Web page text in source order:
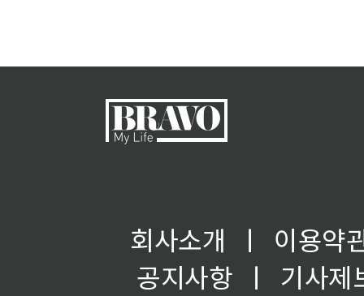
회사소개 ㅣ
이용약
공지사항
ㅣ
기사제